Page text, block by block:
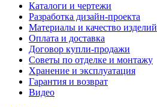
Каталоги и чертежи
Разработка дизайн-проекта
Материалы и качество изделий
Оплата и доставка
Договор купли-продажи
Советы по отделке и монтажу
Хранение и эксплуатация
Гарантия и возврат
Видео